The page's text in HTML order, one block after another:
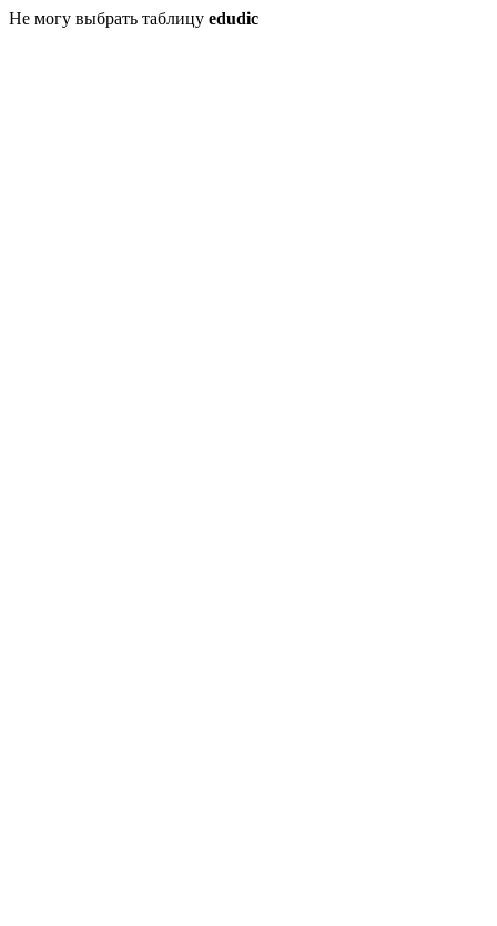
Не могу выбрать таблицу edudic